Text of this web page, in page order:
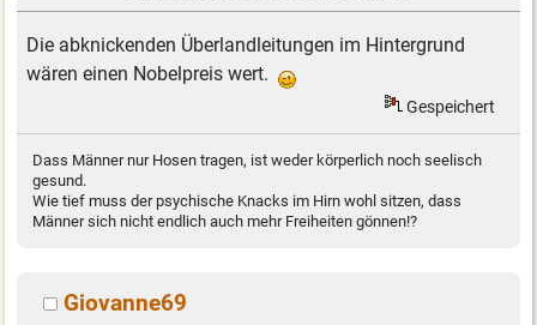
Die abknickenden Überlandleitungen im Hintergrund
wären einen Nobelpreis wert.
Gespeichert
Dass Männer nur Hosen tragen, ist weder körperlich noch seelisch
gesund.
Wie tief muss der psychische Knacks im Hirn wohl sitzen, dass
Männer sich nicht endlich auch mehr Freiheiten gönnen!?
Giovanne69